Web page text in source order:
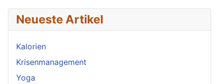
Neueste Artikel
Kalorien
Krisenmanagement
Yoga